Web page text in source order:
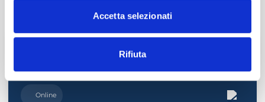
Accetta selezionati
Rifiuta
27 Ott 2026
Online